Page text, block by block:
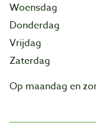
Woensdag
Donderdag
Vrijdag
Zaterdag
Op maandag en